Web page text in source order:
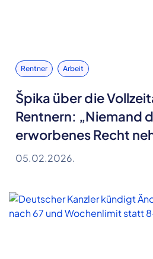
Rentner Arbeit
Špika über die
Rentnern: „Niemand
erworbenes Recht
05.02.2026.